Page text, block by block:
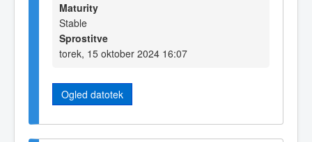
Maturity
Stable
Sprostitve
torek, 15 oktober 2024 16:07
Ogled datotek